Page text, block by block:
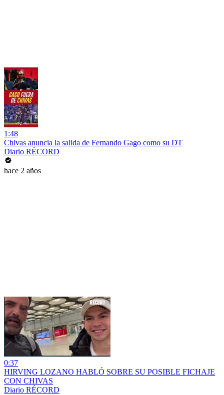
1:48
Chivas anuncia la salida de Fernando Gago como su DT
Diario RÉCORD
hace 2 años
0:37
HIRVING LOZANO HABLÓ SOBRE SU POSIBLE FICHAJE
CON CHIVAS
Diario RÉCORD